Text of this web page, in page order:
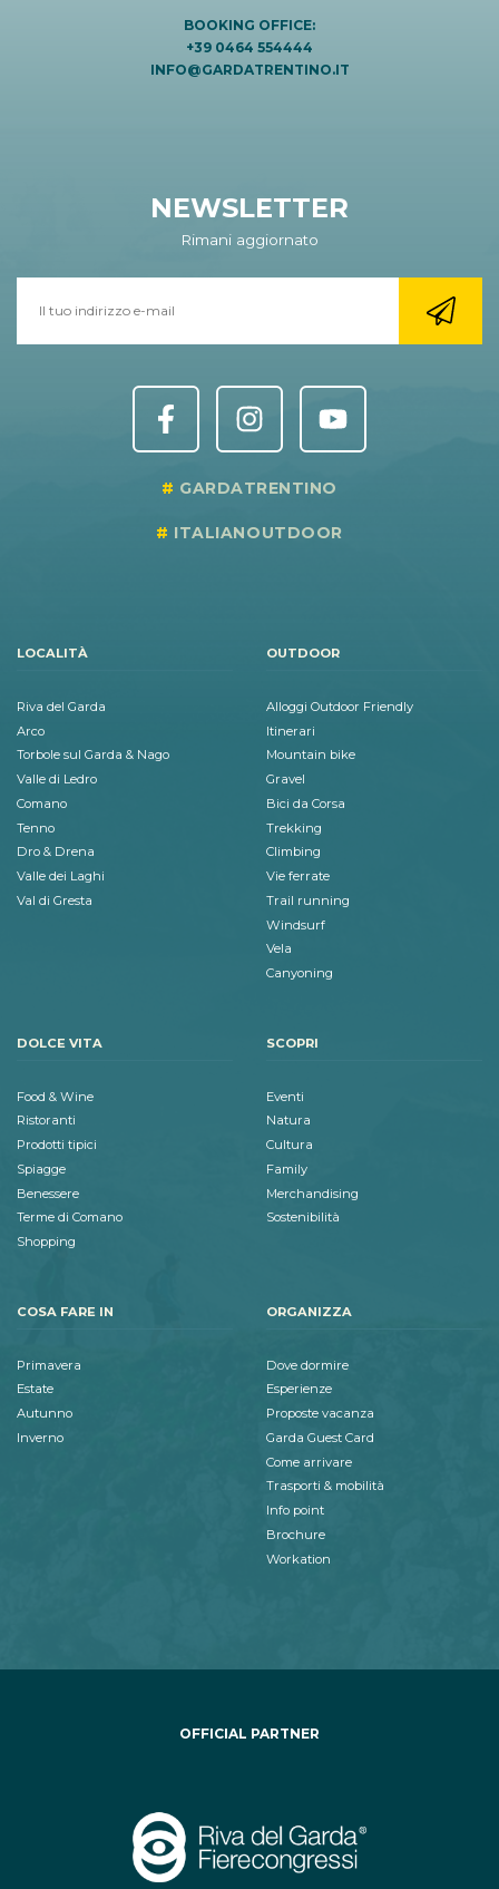
BOOKING OFFICE:
+39 0464 554444
INFO@GARDATRENTINO.IT
NEWSLETTER
Rimani aggiornato
GARDATRENTINO
ITALIANOUTDOOR
LOCALITÀ
Riva del Garda
Arco
Torbole sul Garda & Nago
Valle di Ledro
Comano
Tenno
Dro & Drena
Valle dei Laghi
Val di Gresta
OUTDOOR
Alloggi Outdoor Friendly
Itinerari
Mountain bike
Gravel
Bici da Corsa
Trekking
Climbing
Vie ferrate
Trail running
Windsurf
Vela
Canyoning
DOLCE VITA
Food & Wine
Ristoranti
Prodotti tipici
Spiagge
Benessere
Terme di Comano
Shopping
SCOPRI
Eventi
Natura
Cultura
Family
Merchandising
Sostenibilità
COSA FARE IN
Primavera
Estate
Autunno
Inverno
ORGANIZZA
Dove dormire
Esperienze
Proposte vacanza
Garda Guest Card
Come arrivare
Trasporti & mobilità
Info point
Brochure
Workation
OFFICIAL PARTNER